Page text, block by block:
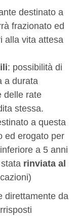
destinato a
frazionato ed
alla vita attesa
: possibilità di
a durata
delle rate
stessa.
a questa
ed erogato per
a 5 anni
rinviata al
direttamente da